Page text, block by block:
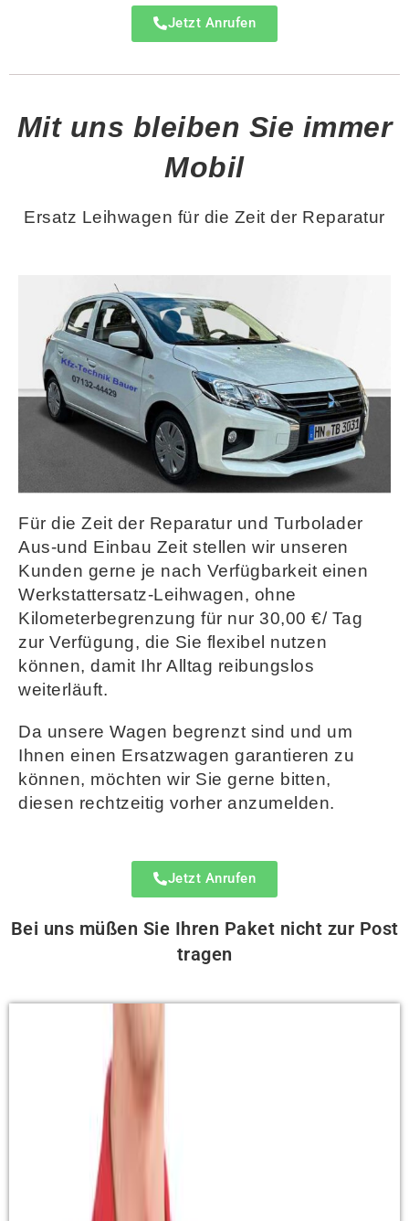
Jetzt Anrufen
Mit uns bleiben Sie immer
Mobil
Ersatz Leihwagen für die Zeit der Reparatur
Für die Zeit der Reparatur und Turbolader
Aus-und Einbau Zeit stellen wir unseren
Kunden gerne je nach Verfügbarkeit einen
Werkstattersatz-Leihwagen, ohne
Kilometerbegrenzung für nur 30,00 €/ Tag
zur Verfügung, die Sie flexibel nutzen
können, damit Ihr Alltag reibungslos
weiterläuft.
Da unsere Wagen begrenzt sind und um
Ihnen einen Ersatzwagen garantieren zu
können, möchten wir Sie gerne bitten,
diesen rechtzeitig vorher anzumelden.
Jetzt Anrufen
Bei uns müßen Sie Ihren Paket nicht zur Post
tragen